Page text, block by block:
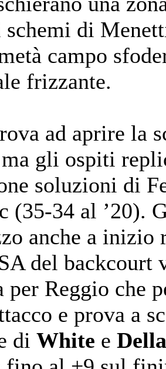
di
campo
frizzante.
ad aprire la
gli ospiti
soluzioni di
(35-34 al ’20).
anche a inizio
del backcourt
per Reggio che
e prova a
di White e